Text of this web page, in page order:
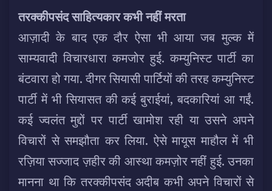
तरक्कीपसंद साहित्यकार कभी नहीं मरता
आज़ादी के बाद एक दौर ऐसा भी आया जब मुल्क में
साम्यवादी विचारधारा कमजोर हुई. कम्युनिस्ट पार्टी का
बंटवारा हो गया. दीगर सियासी पार्टियों की तरह कम्युनिस्ट
पार्टी में भी सियासत की कई बुराईयां, बदकारियां आ गईं.
कई ज्वलंत मुद्दों पर पार्टी खामोश रही या उसने अपने
विचारों से समझौता कर लिया. ऐसे मायूस माहौल में भी
रज़िया सज्जाद ज़हीर की आस्था कमज़ोर नहीं हुई. उनका
मानना था कि तरक्कीपसंद अदीब कभी अपने विचारों से